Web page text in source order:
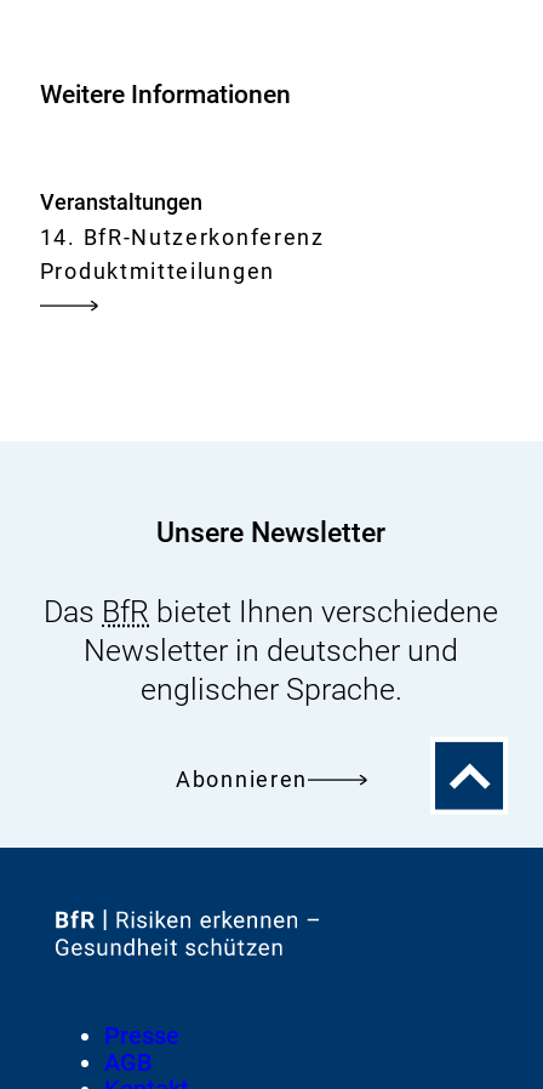
Interchangeable
der
Erfahrung
Weitere Informationen
Veranstaltungen
14. BfR-Nutzerkonferenz
Produktmitteilungen
Unsere Newsletter
Das BfR bietet Ihnen verschiedene
Newsletter in deutscher und
englischer Sprache.
Abonnieren
Zum
Zur
Footer
Meta-
Navigation
Presse
AGB